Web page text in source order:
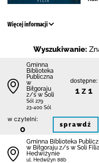
Więcej informacji
Wyszukiwanie:
Gminna
Biblioteka
Publiczna
w
Biłgoraju
z/s w Soli
Sól 279
23-400 Sól
dostępne:
1 z 1
w czytelni:
0 sprawdź
Gminna Biblioteka
w Biłgoraju z/s w Soli
Hedwiżynie
ul. Hedwiżyn 88b